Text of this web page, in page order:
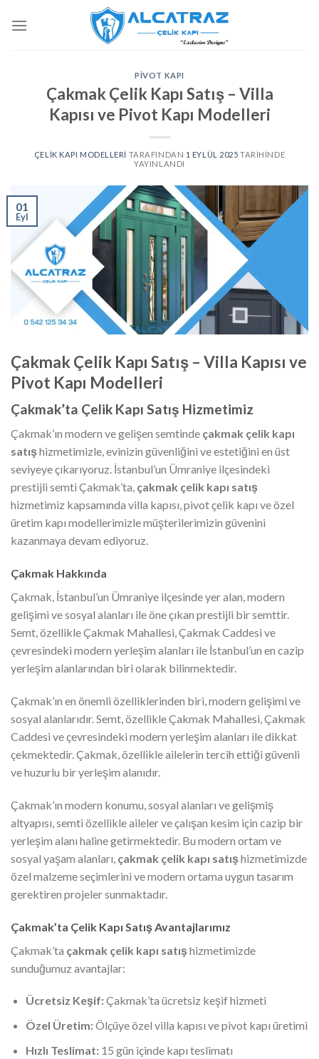
atla
PIVOT KAPI
Çakmak Çelik Kapı Satış – Villa
Kapısı ve Pivot Kapı Modelleri
ÇELIK KAPI MODELLERI TARAFINDAN 1 EYLÜL 2025 TARIHINDE
YAYINLANDI
01
Eyl
Çakmak Çelik Kapı Satış – Villa Kapısı ve
Pivot Kapı Modelleri
Çakmak’ta Çelik Kapı Satış Hizmetimiz
Çakmak’ın modern ve gelişen semtinde çakmak çelik kapı
satışhizmetimizle, evinizin güvenliğini ve estetiğini en üst
seviyeye çıkarıyoruz. İstanbul’un Ümraniye ilçesindeki
prestijli semti Çakmak’ta, çakmak çelik kapı satış
hizmetimiz kapsamında villa kapısı, pivot çelik kapı ve özel
üretim kapı modellerimizle müşterilerimizin güvenini
kazanmaya devam ediyoruz.
Çakmak Hakkında
Çakmak, İstanbul’un Ümraniye ilçesinde yer alan, modern
gelişimi ve sosyal alanları ile öne çıkan prestijli bir semttir.
Semt, özellikle Çakmak Mahallesi, Çakmak Caddesi ve
çevresindeki modern yerleşim alanları ile İstanbul’un en cazip
yerleşim alanlarından biri olarak bilinmektedir.
Çakmak’ın en önemli özelliklerinden biri, modern gelişimi ve
sosyal alanlarıdır. Semt, özellikle Çakmak Mahallesi, Çakmak
Caddesi ve çevresindeki modern yerleşim alanları ile dikkat
çekmektedir. Çakmak, özellikle ailelerin tercih ettiği güvenli
ve huzurlu bir yerleşim alanıdır.
Çakmak’ın modern konumu, sosyal alanları ve gelişmiş
altyapısı, semti özellikle aileler ve çalışan kesim için cazip bir
yerleşim alanı haline getirmektedir. Bu modern ortam ve
sosyal yaşam alanları, çakmak çelik kapı satışhizmetimizde
özel malzeme seçimlerini ve modern ortama uygun tasarım
gerektiren projeler sunmaktadır.
Çakmak’ta Çelik Kapı Satış Avantajlarımız
Çakmak’ta çakmak çelik kapı satışhizmetimizde
sunduğumuz avantajlar:
Ücretsiz Keşif:Çakmak’ta ücretsiz keşif hizmeti
Özel Üretim:Ölçüye özel villa kapısı ve pivot kapı üretimi
Hızlı Teslimat:15 gün içinde kapı teslimatı